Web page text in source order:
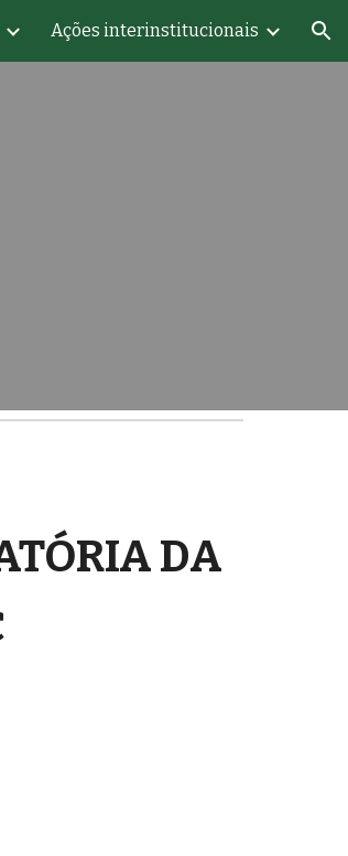
Ações interinstitucionais
DA